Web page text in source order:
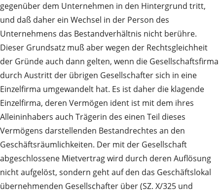
gegenüber dem Unternehmen in den Hintergrund tritt,
und daß daher ein Wechsel in der Person des
Unternehmens das Bestandverhältnis nicht berühre.
Dieser Grundsatz muß aber wegen der Rechtsgleichheit
der Gründe auch dann gelten, wenn die Gesellschaftsfirma
durch Austritt der übrigen Gesellschafter sich in eine
Einzelfirma umgewandelt hat. Es ist daher die klagende
Einzelfirma, deren Vermögen ident ist mit dem ihres
Alleininhabers auch Trägerin des einen Teil dieses
Vermögens darstellenden Bestandrechtes an den
Geschäftsräumlichkeiten. Der mit der Gesellschaft
abgeschlossene Mietvertrag wird durch deren Auflösung
nicht aufgelöst, sondern geht auf den das Geschäftslokal
übernehmenden Gesellschafter über (SZ. X/325 und